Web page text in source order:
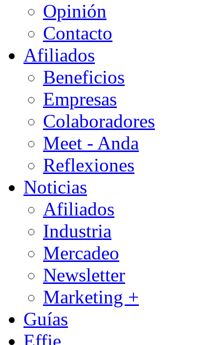
Opinión
Contacto
Afiliados
Beneficios
Empresas
Colaboradores
Meet - Anda
Reflexiones
Noticias
Afiliados
Industria
Mercadeo
Newsletter
Marketing +
Guías